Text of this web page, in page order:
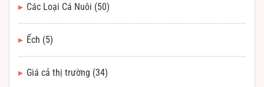
Các Loại Cá Nuôi (50)
Ếch (5)
Giá cả thị trường (34)